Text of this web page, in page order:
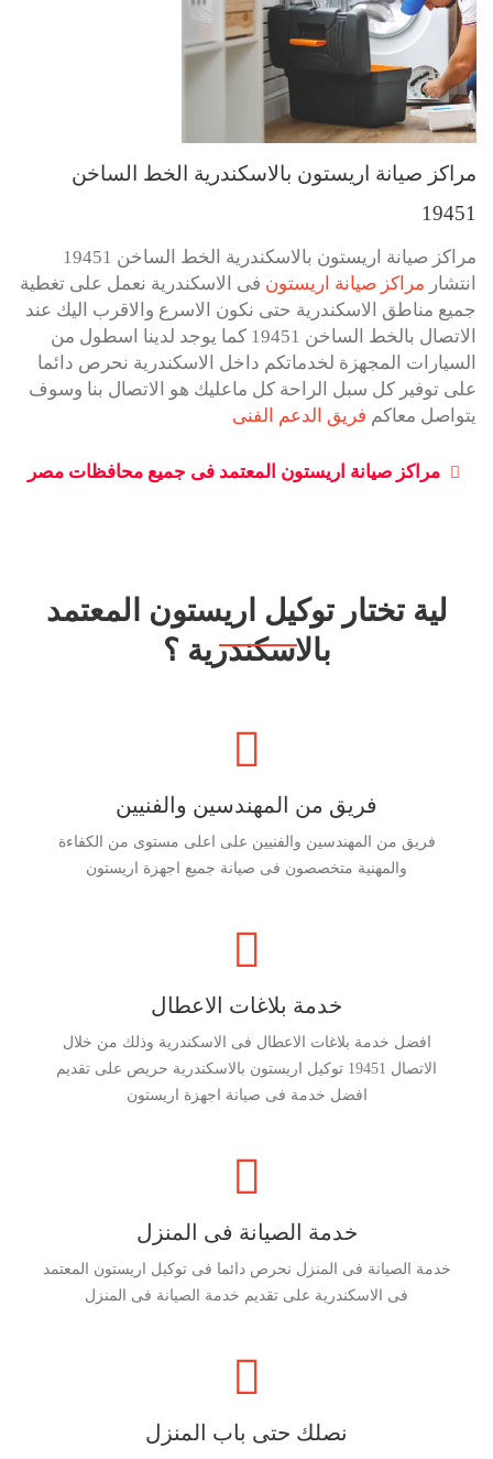
مراكز صيانة اريستون بالاسكندرية الخط الساخن
19451
مراكز صيانة اريستون بالاسكندرية الخط الساخن 19451
انتشار مراكز صيانة اريستون فى الاسكندرية نعمل على تغطية
جميع مناطق الاسكندرية حتى نكون الاسرع والاقرب اليك عند
الاتصال بالخط الساخن 19451 كما يوجد لدينا اسطول من
السيارات المجهزة لخدماتكم داخل الاسكندرية نحرص دائما
على توفير كل سبل الراحة كل ماعليك هو الاتصال بنا وسوف
يتواصل معاكم فريق الدعم الفنى
لية تختار توكيل اريستون المعتمد
بالاسكندرية ؟
فريق من المهندسين والفنيين
فريق من المهندسين والفنيين على اعلى مستوى من الكفاءة
والمهنية متخصصون فى صيانة جميع اجهزة اريستون
خدمة بلاغات الاعطال
افضل خدمة بلاغات الاعطال فى الاسكندرية وذلك من خلال
الاتصال 19451 توكيل اريستون بالاسكندرية حريص على تقديم
افضل خدمة فى صيانة اجهزة اريستون
خدمة الصيانة فى المنزل
خدمة الصيانة فى المنزل نحرص دائما فى توكيل اريستون المعتمد
فى الاسكندرية على تقديم خدمة الصيانة فى المنزل
نصلك حتى باب المنزل